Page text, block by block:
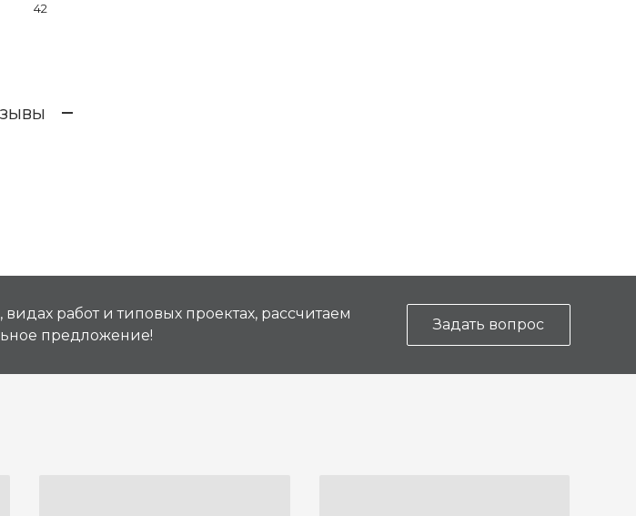
42
работ и типовых проектах, рассчитаем
предложение!
Задать вопрос